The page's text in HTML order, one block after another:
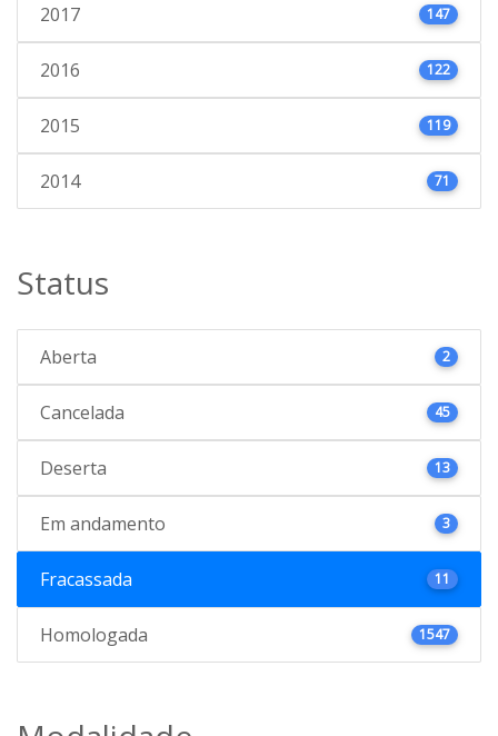
2017 147
2016 122
2015 119
2014 71
Status
Aberta 2
Cancelada 45
Deserta 13
Em andamento 3
Fracassada 11
Homologada 1547